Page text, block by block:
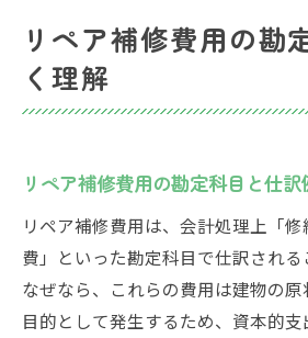
リペア補修費用の勘
く理解
リペア補修費用の勘定科目と仕
リペア補修費用は、会計処理上「
費」といった勘定科目で仕訳される
なぜなら、これらの費用は建物の
目的として発生するため、資本的